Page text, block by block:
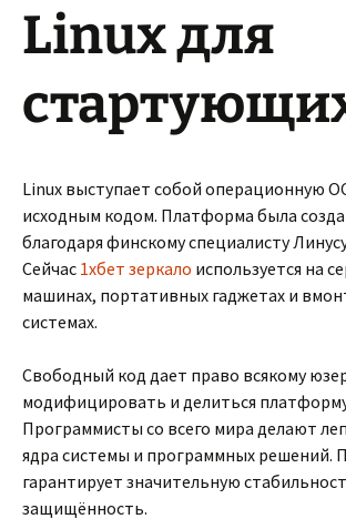
Linux для
Linux выступает собой операционную
исходным кодом. Платформа была
благодаря финскому специалисту
Сейчас 1хбет зеркало используется на
машинах, портативных гаджетах и
системах.
Свободный код дает право всякому
модифицировать и делиться
Программисты со всего мира делают
ядра системы и программных решений.
гарантирует значительную
защищённость.